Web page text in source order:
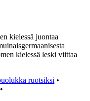
kielessä juontaa
kielessä leski viittaa
ruotsiksi •
•